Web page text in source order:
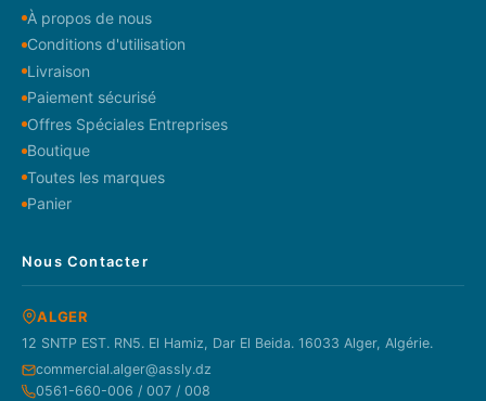
À propos de nous
Conditions d'utilisation
Livraison
Paiement sécurisé
Offres Spéciales Entreprises
Boutique
Toutes les marques
Panier
Nous Contacter
ALGER
12 SNTP EST. RN5. El Hamiz, Dar El Beida. 16033 Alger, Algérie.
commercial.alger@assly.dz
0561-660-006 / 007 / 008